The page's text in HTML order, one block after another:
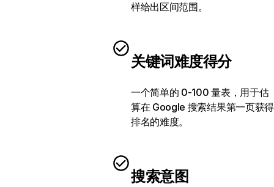
样给出区间范围。
关键词难度得分
一个简单的 0-100 量表，用于估
算在 Google 搜索结果第一页获得
排名的难度。
搜索意图